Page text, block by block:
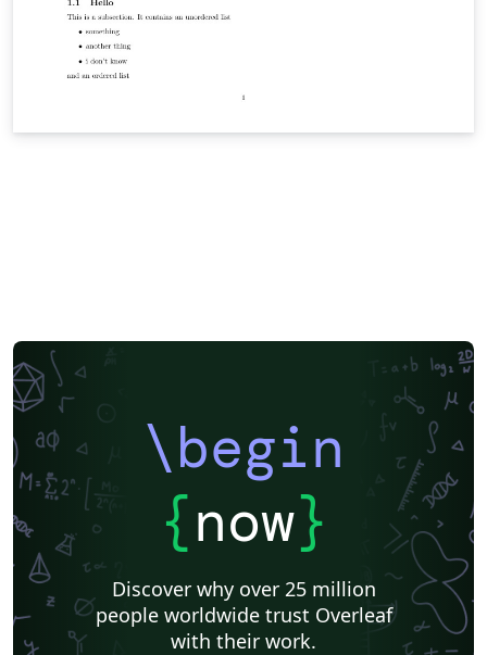
\begin
{now}
Discover why over 25 million
people worldwide trust Overleaf
with their work.